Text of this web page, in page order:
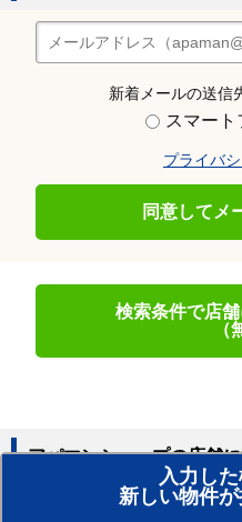
新着メールの送信
スマート
プライバ
同意してメ
検索条件で店
（
入力し
新しい物件
アパマンショップの店舗
賃貸のプロがお部屋探し！